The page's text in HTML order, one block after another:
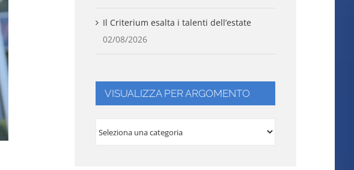
Il Criterium esalta i talenti dell’estate
02/08/2026
VISUALIZZA PER ARGOMENTO